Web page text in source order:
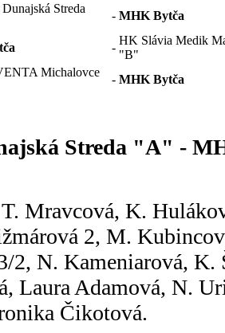
Streda
- MHK Bytča
-
HK Slávia Medik
"B"
Michalovce
- MHK Bytča
Streda "A" -
T. Mravcová, K.
2, M.
2, N. Kameniarová, K.
Laura Adamová, N.
Čikotová.